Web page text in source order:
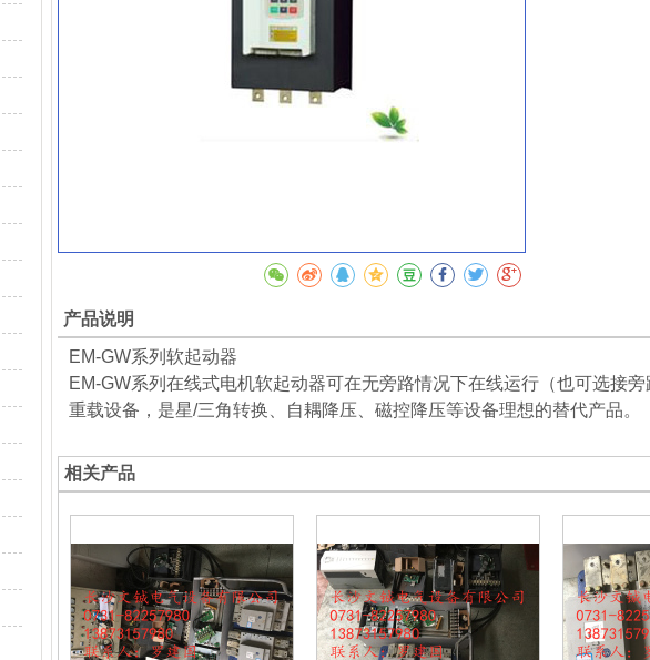
产品说明
EM-GW系列软起动器
EM-GW系列在线式电机软起动器可在无旁路情况下在线运行（也可选接
重载设备，是星/三角转换、自耦降压、磁控降压等设备理想的替代产品。
相关产品